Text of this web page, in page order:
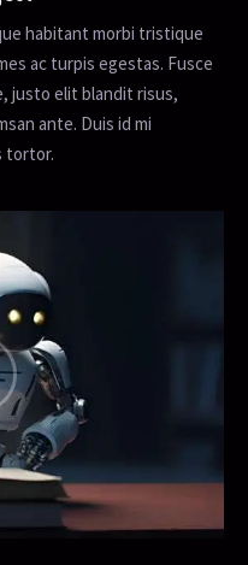
habitant morbi tristique
ac turpis egestas. Fusce
justo elit blandit risus,
ante. Duis id mi
tortor.